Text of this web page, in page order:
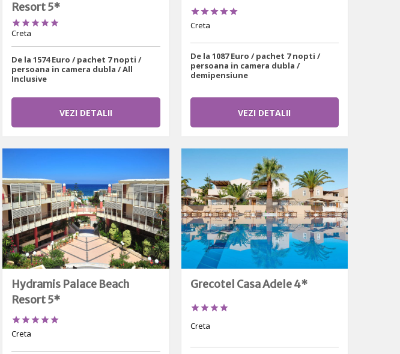
Resort 5*

Creta
De la 1574 Euro / pachet 7 nopti /
persoana in camera dubla / All
Inclusive
VEZI DETALII

Creta
De la 1087 Euro / pachet 7 nopti /
persoana in camera dubla /
demipensiune
VEZI DETALII
Hydramis Palace Beach
Resort 5*

Creta
Grecotel Casa Adele 4*

Creta